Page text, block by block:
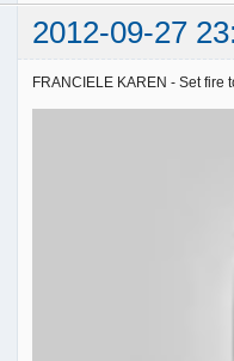
2012-09-27
FRANCIELE KAREN - Set fire